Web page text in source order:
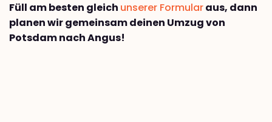
Füll am besten gleich unserer Formularaus, dann
planen wir gemeinsam deinen Umzug von
Potsdam nach Angus!